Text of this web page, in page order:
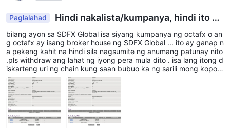
q3: pwede ko bang kontakin SDFX Global sa
pamamagitan ng social media?
A3:oo, SDFX Global maaaring makontak sa pamamagitan ng
iba't ibang social media platform, kabilang ang facebook,
twitter, linkedin, instagram, at youtube.
Paglalahad
Hindi nakalista/kumpanya, hindi ito ku
mpanya ng octafx
bilang ayon sa SDFX Global isa siyang kumpanya ng octafx o an
g octafx ay isang broker house ng SDFX Global ... ito ay ganap n
a pekeng kahit na hindi sila nagsumite ng anumang patunay nito
.pls withdraw ang lahat ng iyong pera mula dito . isa lang itong d
iskarteng uri ng chain kung saan bubuo ka ng sarili mong kopon
an sa madaling salita